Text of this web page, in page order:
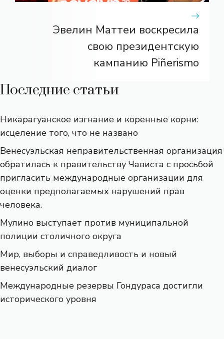
Эвелин Маттеи воскресила
свою президентскую
кампанию Piñerismo
Последние статьи
Никарагуанское изгнание и коренные корни:
исцеление того, что не названо
Венесуэльская неправительственная организация
обратилась к правительству Чависта с просьбой
пригласить международные организации для
оценки предполагаемых нарушений прав
человека.
Мулино выступает против муниципальной
полиции столичного округа
Мир, выборы и справедливость и новый
венесуэльский диалог
Международные резервы Гондураса достигли
исторического уровня